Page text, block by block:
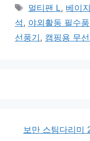
태
그
멀티팬 L, 베이
석 , 야외활동 필수품
선풍기 , 캠핑용 무
보만 스팀다리미